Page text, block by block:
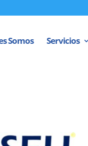
Somos Servicios